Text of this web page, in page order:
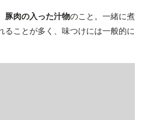
豚肉の入った汁物のこと。一緒に煮
ることが多く、味つけには一般的に